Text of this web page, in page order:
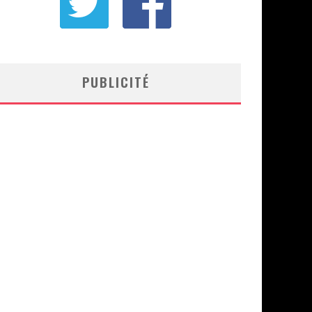
PUBLICITÉ